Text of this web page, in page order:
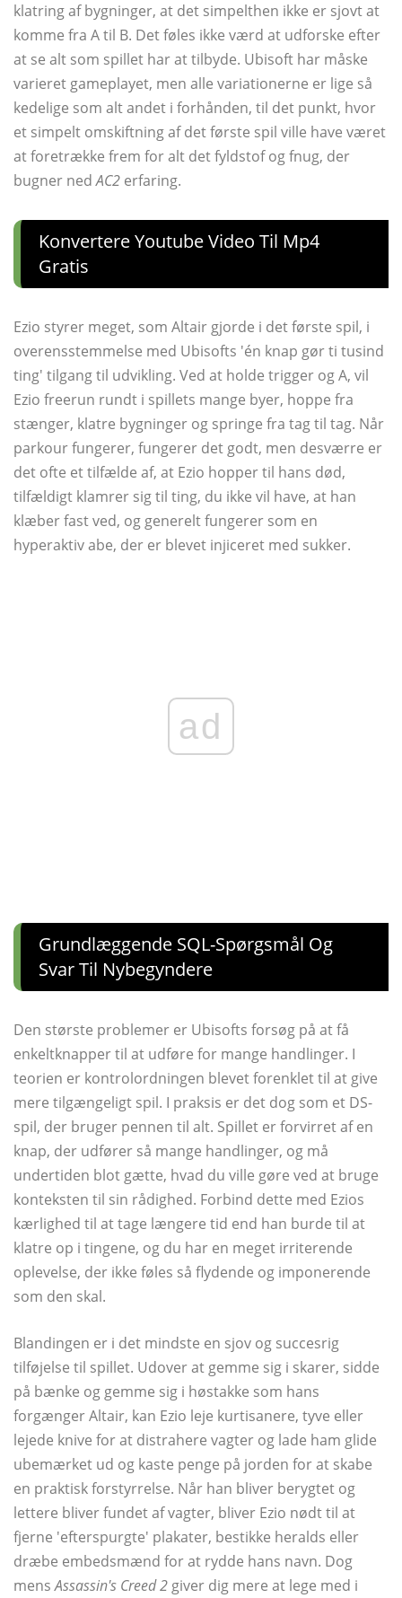
klatring af bygninger, at det simpelthen ikke er sjovt at
komme fra A til B. Det føles ikke værd at udforske efter
at se alt som spillet har at tilbyde. Ubisoft har måske
varieret gameplayet, men alle variationerne er lige så
kedelige som alt andet i forhånden, til det punkt, hvor
et simpelt omskiftning af det første spil ville have været
at foretrække frem for alt det fyldstof og fnug, der
bugner nedAC2 erfaring.
Konvertere Youtube Video Til Mp4
Gratis
Ezio styrer meget, som Altair gjorde i det første spil, i
overensstemmelse med Ubisofts 'én knap gør ti tusind
ting' tilgang til udvikling. Ved at holde trigger og A, vil
Ezio freerun rundt i spillets mange byer, hoppe fra
stænger, klatre bygninger og springe fra tag til tag. Når
parkour fungerer, fungerer det godt, men desværre er
det ofte et tilfælde af, at Ezio hopper til hans død,
tilfældigt klamrer sig til ting, du ikke vil have, at han
klæber fast ved, og generelt fungerer som en
hyperaktiv abe, der er blevet injiceret med sukker.
ad
Grundlæggende SQL-Spørgsmål Og
Svar Til Nybegyndere
Den største problemer er Ubisofts forsøg på at få
enkeltknapper til at udføre for mange handlinger. I
teorien er kontrolordningen blevet forenklet til at give
mere tilgængeligt spil. I praksis er det dog som et DS-
spil, der bruger pennen til alt. Spillet er forvirret af en
knap, der udfører så mange handlinger, og må
undertiden blot gætte, hvad du ville gøre ved at bruge
konteksten til sin rådighed. Forbind dette med Ezios
kærlighed til at tage længere tid end han burde til at
klatre op i tingene, og du har en meget irriterende
oplevelse, der ikke føles så flydende og imponerende
som den skal.
Blandingen er i det mindste en sjov og succesrig
tilføjelse til spillet. Udover at gemme sig i skarer, sidde
på bænke og gemme sig i høstakke som hans
forgænger Altair, kan Ezio leje kurtisanere, tyve eller
lejede knive for at distrahere vagter og lade ham glide
ubemærket ud og kaste penge på jorden for at skabe
en praktisk forstyrrelse. Når han bliver berygtet og
lettere bliver fundet af vagter, bliver Ezio nødt til at
fjerne 'efterspurgte' plakater, bestikke heralds eller
dræbe embedsmænd for at rydde hans navn. Dog
mensAssassin's Creed 2 giver dig mere at lege med i